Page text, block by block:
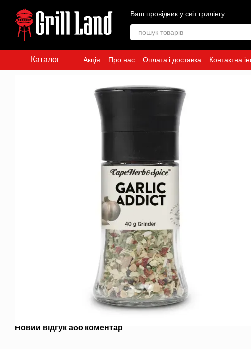
Перейти до основного контенту
Ваш провідник у світ грилінгу
Каталог Акція Про нас Оплата і доставка Контактна
Новий відгук або коментар